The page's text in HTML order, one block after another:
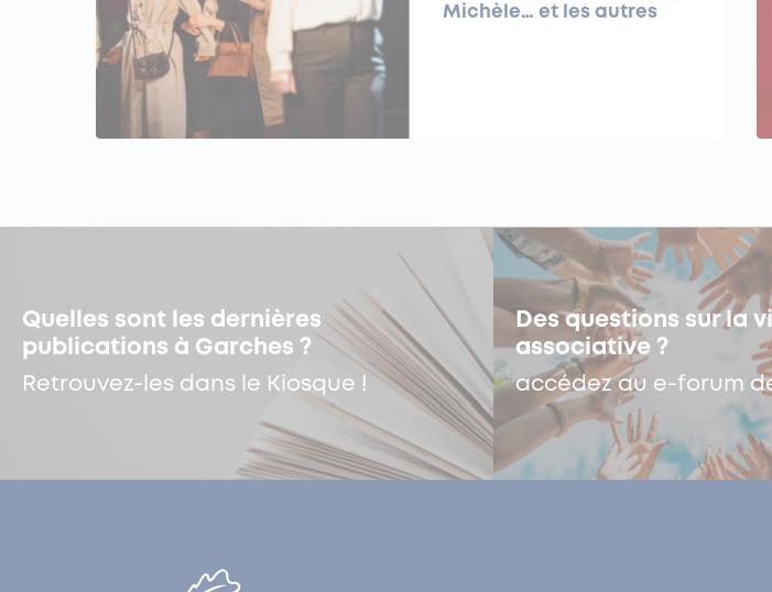
Michèle… et les autres
Quelles sont les dernières
publications à Garches ?
Retrouvez-les dans le Kiosque !
Des questions sur la
associative ?
accédez au e-forum